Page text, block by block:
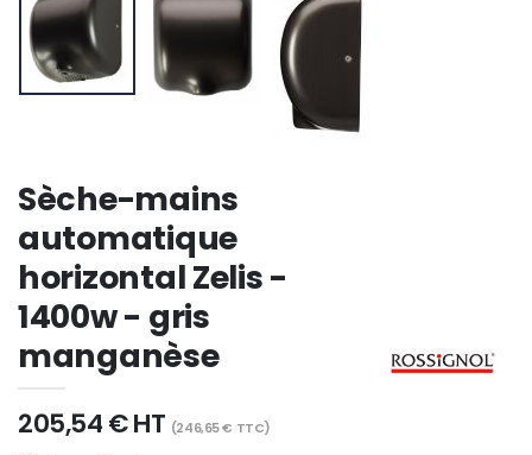
Sèche-mains
automatique
horizontal Zelis -
1400w - gris
manganèse
205,54 € HT (246,65 € TTC)